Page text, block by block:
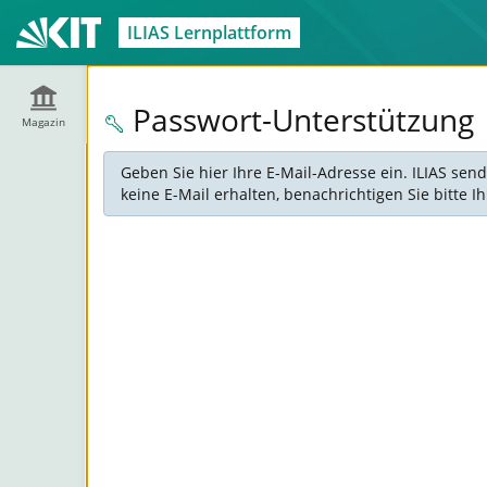
ILIAS Lernplattform
Magazin Passwort-Unterstützung
Geben Sie hier Ihre E-Mail-Adresse ein. ILIAS
keine E-Mail erhalten, benachrichtigen Sie bitte